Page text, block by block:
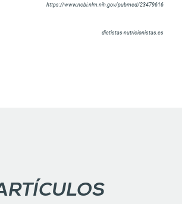
https://www.ncbi.nlm.nih.gov/pubmed/23479616
dietistas-nutricionistas.es